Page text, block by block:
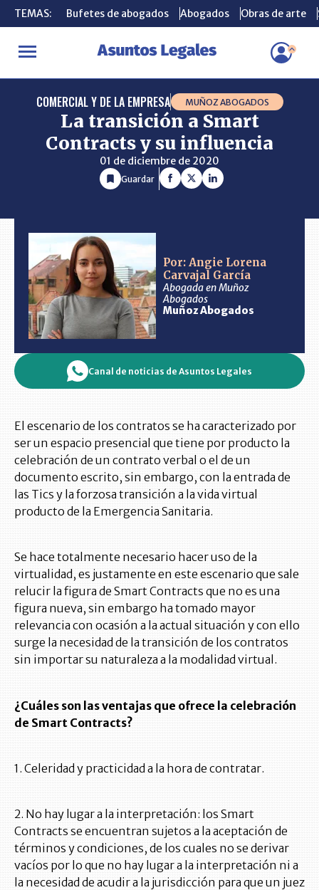
TEMAS: Bufetes de abogados Abogados Obras de arte
INICIO CONSULTORIO La transición a Smart Contracts y su
TEMAS: Bufetes de abogados Abogados Obras de arte
COMERCIAL Y DE LA EMPRESA MUÑOZ ABOGADOS
La transición a Smart
Contracts y su influencia
01 de diciembre de 2020
Guardar
Por: Angie Lorena
Carvajal García
Abogada en Muñoz
Abogados
Muñoz Abogados
Canal de noticias de Asuntos Legales
El escenario de los contratos se ha caracterizado por
ser un espacio presencial que tiene por producto la
celebración de un contrato verbal o el de un
documento escrito, sin embargo, con la entrada de
las Tics y la forzosa transición a la vida virtual
producto de la Emergencia Sanitaria.
Se hace totalmente necesario hacer uso de la
virtualidad, es justamente en este escenario que sale
relucir la figura de Smart Contracts que no es una
figura nueva, sin embargo ha tomado mayor
relevancia con ocasión a la actual situación y con ello
surge la necesidad de la transición de los contratos
sin importar su naturaleza a la modalidad virtual.
¿Cuáles son las ventajas que ofrece la celebración
de Smart Contracts?
1. Celeridad y practicidad a la hora de contratar.
2. No hay lugar a la interpretación: los Smart
Contracts se encuentran sujetos a la aceptación de
términos y condiciones, de los cuales no se derivar
vacíos por lo que no hay lugar a la interpretación ni a
la necesidad de acudir a la jurisdicción para que un juez